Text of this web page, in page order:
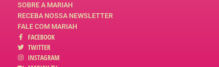
SOBRE A MARIAH
RECEBA NOSSA NEWSLETTER
FALE COM MARIAH
FACEBOOK
TWITTER
INSTAGRAM